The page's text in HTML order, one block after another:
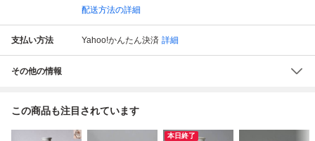
配送方法の詳細
支払い方法 Yahoo!かんたん決済 詳細
その他の情報
この商品も注目されています
本日終了